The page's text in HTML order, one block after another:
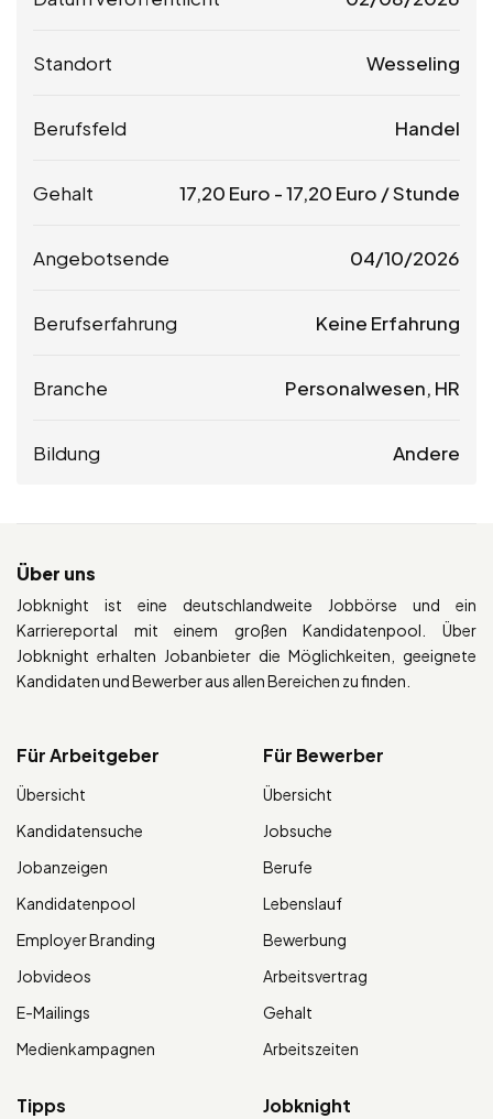
Standort Wesseling
Berufsfeld Handel
Gehalt 17,20 Euro -17,20 Euro / Stunde
Angebotsende 04/10/2026
Berufserfahrung Keine Erfahrung
Branche Personalwesen, HR
Bildung Andere
Über uns
Jobknight ist eine deutschlandweite Jobbörse und ein
Karriereportal mit einem großen Kandidatenpool. Über
Jobknight erhalten Jobanbieter die Möglichkeiten, geeignete
Kandidaten und Bewerber aus allen Bereichen zu finden.
Für Arbeitgeber
Übersicht
Kandidatensuche
Jobanzeigen
Kandidatenpool
Employer Branding
Jobvideos
E-Mailings
Medienkampagnen
Für Bewerber
Übersicht
Jobsuche
Berufe
Lebenslauf
Bewerbung
Arbeitsvertrag
Gehalt
Arbeitszeiten
Tipps Jobknight